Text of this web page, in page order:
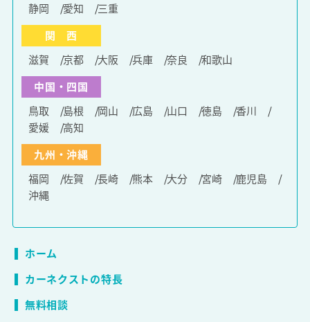
静岡
愛知
三重
関 西
滋賀
京都 大阪 兵庫 奈良
和歌山
中国・四国
鳥取
島根 岡山 広島 山口 徳島
香川
愛媛
高知
九州・沖縄
福岡
佐賀 長崎 熊本 大分 宮崎
鹿児島
沖縄
ホーム
カーネクストの特長
無料相談